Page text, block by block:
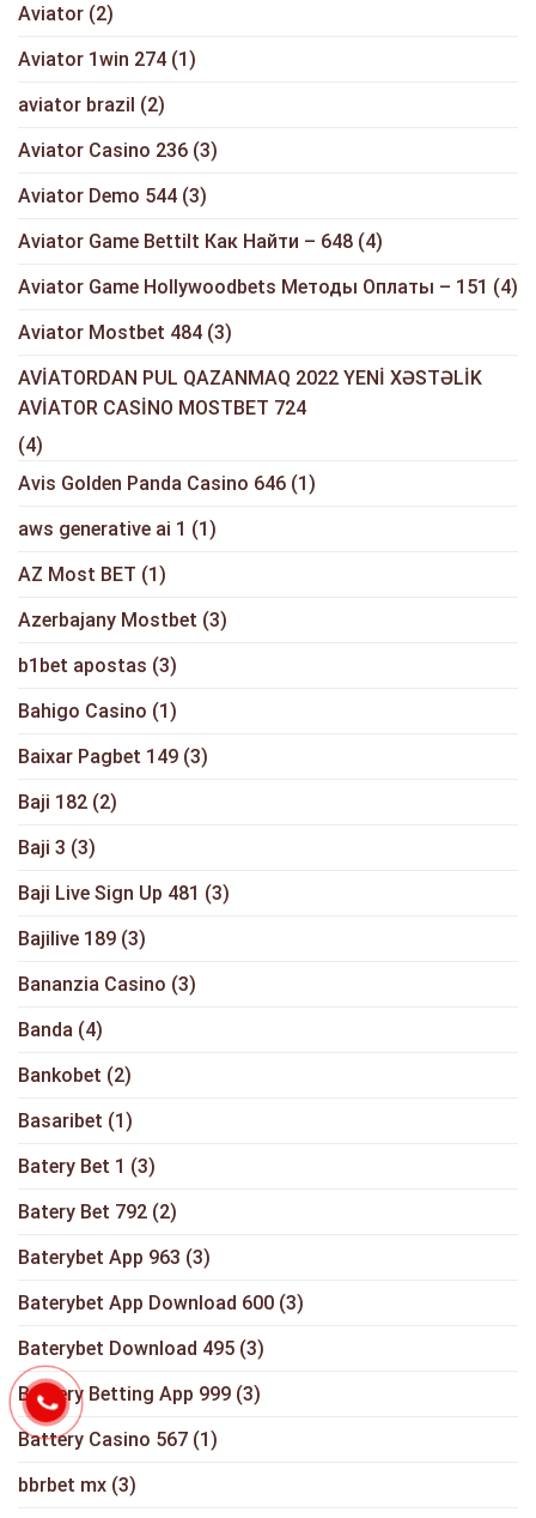
Aviator (2)
Aviator 1win 274 (1)
aviator brazil (2)
Aviator Casino 236 (3)
Aviator Demo 544 (3)
Aviator Game Bettilt Как Найти – 648 (4)
Aviator Game Hollywoodbets Методы Оплаты – 151 (4)
Aviator Mostbet 484 (3)
AVİATORDAN PUL QAZANMAQ 2022 YENİ XƏSTƏLİK
AVİATOR CASİNO MOSTBET 724
(4)
Avis Golden Panda Casino 646 (1)
aws generative ai 1 (1)
AZ Most BET (1)
Azerbajany Mostbet (3)
b1bet apostas (3)
Bahigo Casino (1)
Baixar Pagbet 149 (3)
Baji 182 (2)
Baji 3 (3)
Baji Live Sign Up 481 (3)
Bajilive 189 (3)
Bananzia Casino (3)
Banda (4)
Bankobet (2)
Basaribet (1)
Batery Bet 1 (3)
Batery Bet 792 (2)
Baterybet App 963 (3)
Baterybet App Download 600 (3)
Baterybet Download 495 (3)
Battery Betting App 999 (3)
Battery Casino 567 (1)
bbrbet mx (3)